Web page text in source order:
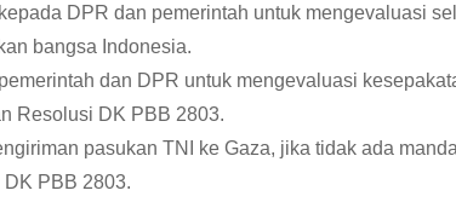
DPR dan pemerintah untuk mengevaluasi
bangsa Indonesia.
dan DPR untuk mengevaluasi
Resolusi DK PBB 2803.
pasukan TNI ke Gaza, jika tidak ada
PBB 2803.